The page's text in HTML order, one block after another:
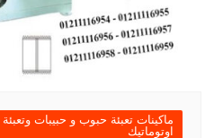
ماكينات تعبئة حبوب و حبيبات
اوتوماتيك